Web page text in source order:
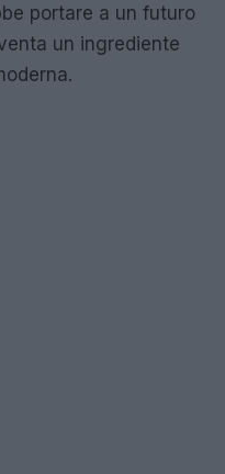
portare a un futuro
un ingrediente